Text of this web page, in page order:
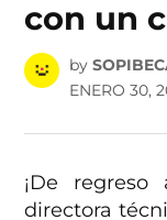
con un
by
ENERO 30,
¡De
directora